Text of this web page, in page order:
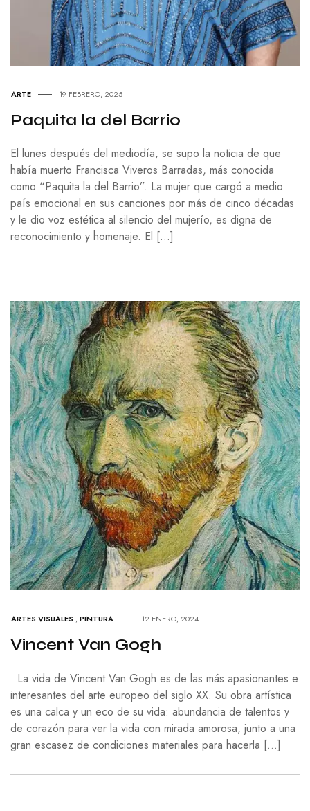
ARTE 19 FEBRERO, 2025
Paquita la del Barrio
El lunes después del mediodía, se supo la noticia de que
había muerto Francisca Viveros Barradas, más conocida
como “Paquita la del Barrio”. La mujer que cargó a medio
país emocional en sus canciones por más de cinco décadas
y le dio voz estética al silencio del mujerío, es digna de
reconocimiento y homenaje. El […]
ARTES VISUALES ,PINTURA 12 ENERO, 2024
Vincent Van Gogh
La vida de Vincent Van Gogh es de las más apasionantes e
interesantes del arte europeo del siglo XX. Su obra artística
es una calca y un eco de su vida: abundancia de talentos y
de corazón para ver la vida con mirada amorosa, junto a una
gran escasez de condiciones materiales para hacerla […]